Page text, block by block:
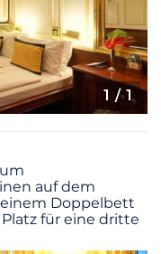
1 / 1
auf dem
Doppelbett
für eine dritte